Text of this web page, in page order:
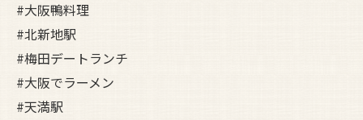
#大阪鴨料理
#北新地駅
#梅田デートランチ
#大阪でラーメン
#天満駅